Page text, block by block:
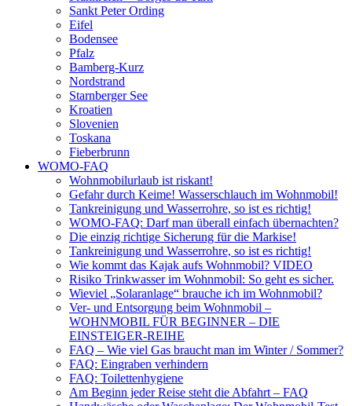
Sankt Peter Ording
Eifel
Bodensee
Pfalz
Bamberg-Kurz
Nordstrand
Starnberger See
Kroatien
Slovenien
Toskana
Fieberbrunn
WOMO-FAQ
Wohnmobilurlaub ist riskant!
Gefahr durch Keime! Wasserschlauch im Wohnmobil!
Tankreinigung und Wasserrohre, so ist es richtig!
WOMO-FAQ: Darf man überall einfach übernachten?
Die einzig richtige Sicherung für die Markise!
Tankreinigung und Wasserrohre, so ist es richtig!
Wie kommt das Kajak aufs Wohnmobil? VIDEO
Risiko Trinkwasser im Wohnmobil: So geht es sicher.
Wieviel „Solaranlage“ brauche ich im Wohnmobil?
Ver- und Entsorgung beim Wohnmobil –
WOHNMOBIL FÜR BEGINNER – DIE
EINSTEIGER-REIHE
FAQ – Wie viel Gas braucht man im Winter / Sommer?
FAQ: Eingraben verhindern
FAQ: Toilettenhygiene
Am Beginn jeder Reise steht die Abfahrt – FAQ